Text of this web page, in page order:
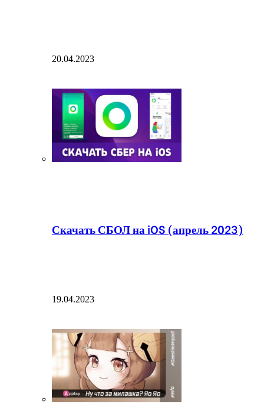
20.04.2023
Скачать СБОЛ на iOS (апрель 2023)
19.04.2023